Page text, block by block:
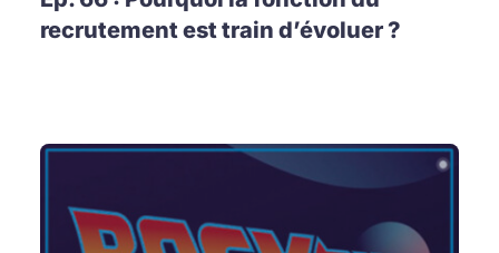
recrutement est train d’évoluer ?